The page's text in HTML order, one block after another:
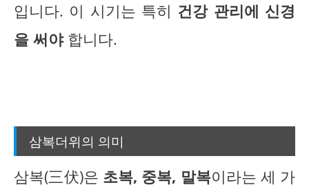
입니다. 이 시기는 특히 건강 관리에 신경
을 써야합니다.
삼복더위의 의미
삼복(三伏)은 초복, 중복, 말복이라는 세 가